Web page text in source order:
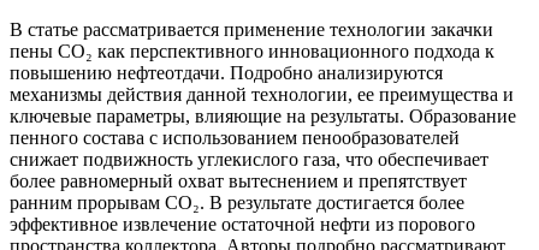
В статье рассматривается применение технологии закачки
пены СО₂ как перспективного инновационного подхода к
повышению нефтеотдачи. Подробно анализируются
механизмы действия данной технологии, ее преимущества и
ключевые параметры, влияющие на результаты. Образование
пенного состава с использованием пенообразователей
снижает подвижность углекислого газа, что обеспечивает
более равномерный охват вытеснением и препятствует
ранним прорывам СО₂. В результате достигается более
эффективное извлечение остаточной нефти из порового
пространства коллектора. Авторы подробно рассматривают